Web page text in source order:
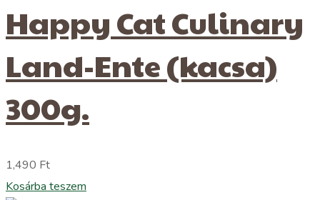
Happy Cat Culinary
Land-Ente (kacsa)
300g.
1,490 Ft
Kosárba teszem